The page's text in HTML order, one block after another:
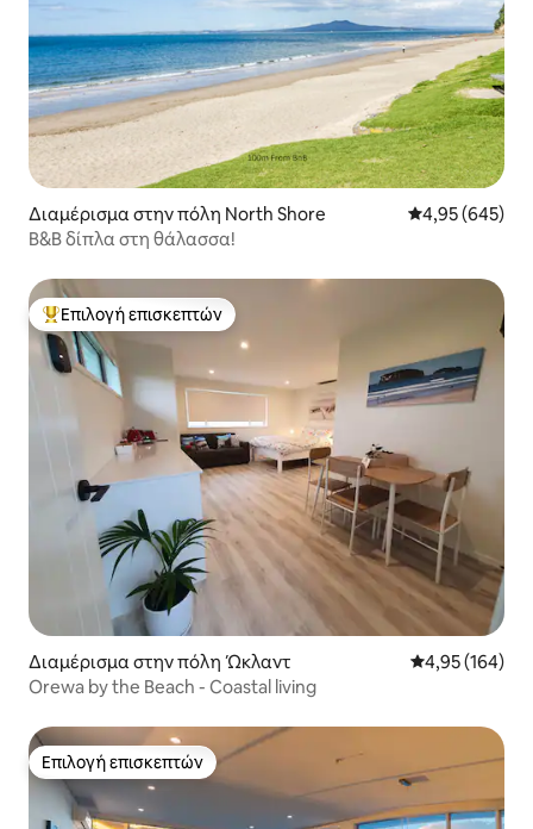
Διαμέρισμα στην πόλη North Shore Μέση
4,95 (645)
B&B δίπλα στη θάλασσα!
Κορυφαία επιλογή επισκεπτών
Επιλογή επισκεπτών
Διαμέρισμα στην πόλη Ώκλαντ Μέση
4,95 (164)
Orewa by the Beach - Coastal living
Επιλογή επισκεπτών
Επιλογή επισκεπτών